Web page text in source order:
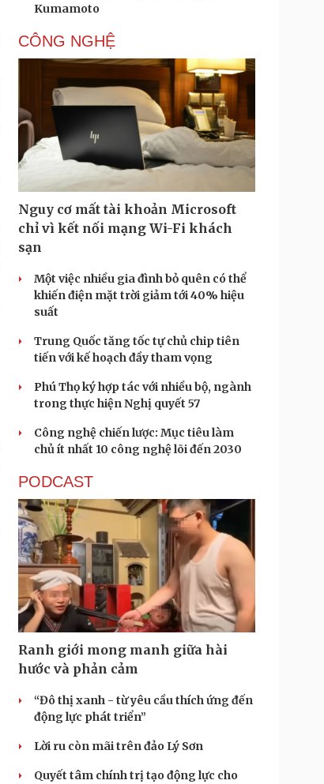
Kumamoto
CÔNG NGHỆ
Nguy cơ mất tài khoản Microsoft
chỉ vì kết nối mạng Wi-Fi khách
sạn
Một việc nhiều gia đình bỏ quên có thể
khiến điện mặt trời giảm tới 40% hiệu
suất
Trung Quốc tăng tốc tự chủ chip tiên
tiến với kế hoạch đầy tham vọng
Phú Thọ ký hợp tác với nhiều bộ, ngành
trong thực hiện Nghị quyết 57
Công nghệ chiến lược: Mục tiêu làm
chủ ít nhất 10 công nghệ lõi đến 2030
PODCAST
Ranh giới mong manh giữa hài
hước và phản cảm
“Đô thị xanh - từ yêu cầu thích ứng đến
động lực phát triển”
Lời ru còn mãi trên đảo Lý Sơn
Quyết tâm chính trị tạo động lực cho